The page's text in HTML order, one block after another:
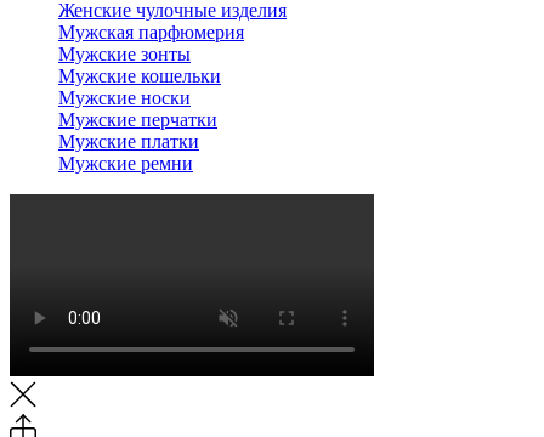
Женские чулочные изделия
Мужская парфюмерия
Мужские зонты
Мужские кошельки
Мужские носки
Мужские перчатки
Мужские платки
Мужские ремни